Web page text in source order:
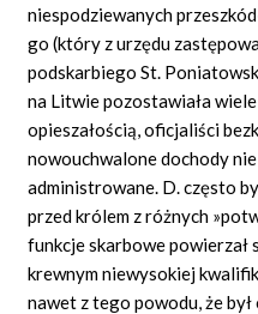
niespodziewanych
go (który z urzędu
podskarbiegoSt.
na Litwie pozostawiała
opieszałością, oficjaliści
nowouchwalone dochody
administrowane. D. często
przed królem z różnych
funkcje skarbowe
krewnym niewysokiej
nawet z tego powodu, że